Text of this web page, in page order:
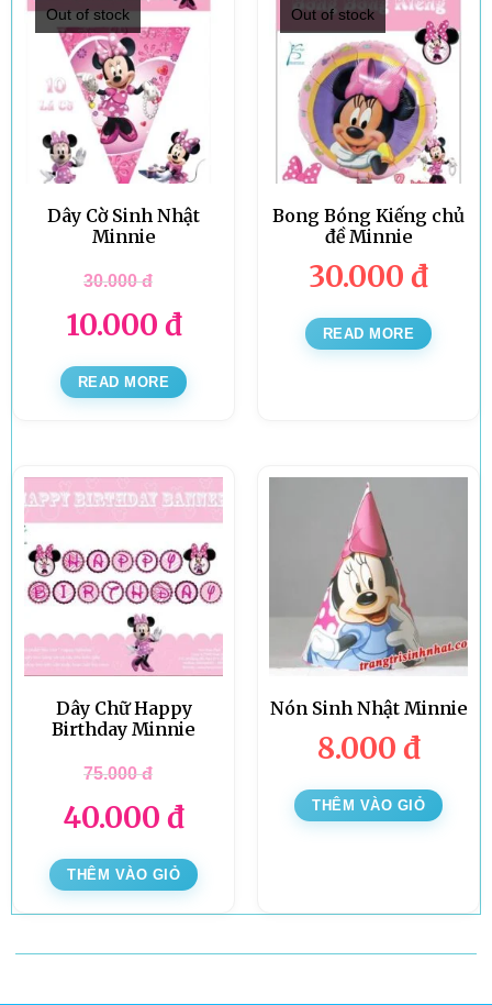
Out of stock
Dây Cờ Sinh Nhật
Minnie
30.000đ
10.000 đ
READ MORE
Out of stock
Bong Bóng Kiếng chủ
đề Minnie
30.000 đ
READ MORE
Dây Chữ Happy
Birthday Minnie
75.000đ
40.000 đ
THÊM VÀO GIỎ
Nón Sinh Nhật Minnie
8.000 đ
THÊM VÀO GIỎ